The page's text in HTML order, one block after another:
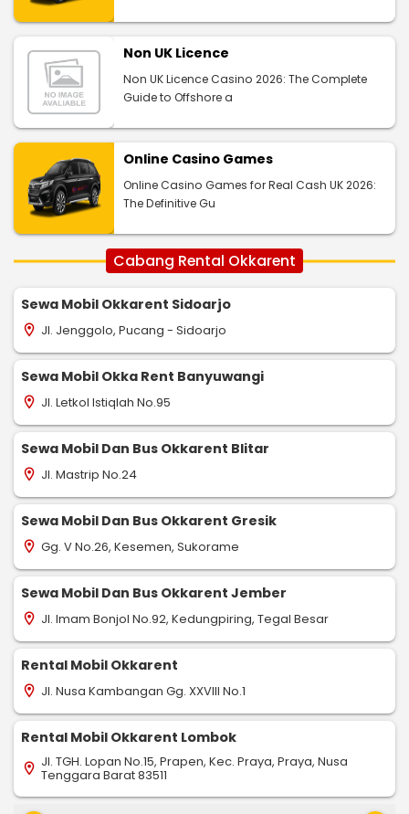
Non UK Licence
Non UK Licence Casino 2026: The Complete
Guide to Offshore a
Online Casino Games
Online Casino Games for Real Cash UK 2026:
The Definitive Gu
Cabang Rental Okkarent
Sewa Mobil Okkarent Sidoarjo
location_on Jl. Jenggolo, Pucang - Sidoarjo
Sewa Mobil Okka Rent Banyuwangi
location_on Jl. Letkol Istiqlah No.95
Sewa Mobil Dan Bus Okkarent Blitar
location_on Jl. Mastrip No.24
Sewa Mobil Dan Bus Okkarent Gresik
location_on Gg. V No.26, Kesemen, Sukorame
Sewa Mobil Dan Bus Okkarent Jember
location_on Jl. Imam Bonjol No.92, Kedungpiring, Tegal Besar
Rental Mobil Okkarent
location_on Jl. Nusa Kambangan Gg. XXVIII No.1
Rental Mobil Okkarent Lombok
location_on Jl. TGH. Lopan No.15, Prapen, Kec. Praya, Praya, Nusa
Tenggara Barat 83511